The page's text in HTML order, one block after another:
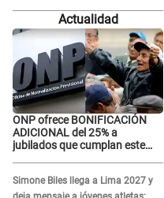
basta con que ella esté bien"
Actualidad
ONP ofrece BONIFICACIÓN
ADICIONAL del 25% a
jubilados que cumplan este
Simone Biles llega a Lima 2027 y